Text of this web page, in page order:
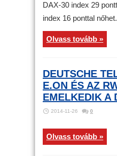
DAX-30 index 29
index 16 ponttal nőhet.
Olvass tovább »
DEUTSCHE
E.ON ÉS AZ
EMELKEDIK A
2014-11-26 0
Olvass tovább »